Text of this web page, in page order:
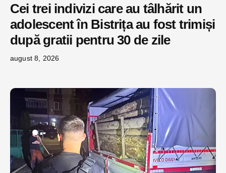
Cei trei indivizi care au tâlhărit un
adolescent în Bistrița au fost trimiși
după gratii pentru 30 de zile
august 8, 2026